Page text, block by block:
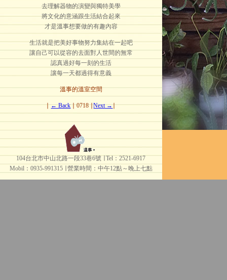
去理解器物的演變與獨特美學
將文化的意涵跟生活結合起來
才是溫事想要做的有趣內容
生活就是把美好事物努力集結在一起吧
讓自己可以從容的去面對人世間的無常
認真過好每一刻的生活
讓每一天都過得有意義
溫事的溫室空間
∣← Back∣ 0718 ∣Next →∣
104台北市中山北路一段33巷6號 ∣ Tel：2521-6917
Mobil：0935-991315 ∣
營業時間：中午12點～晚上七點